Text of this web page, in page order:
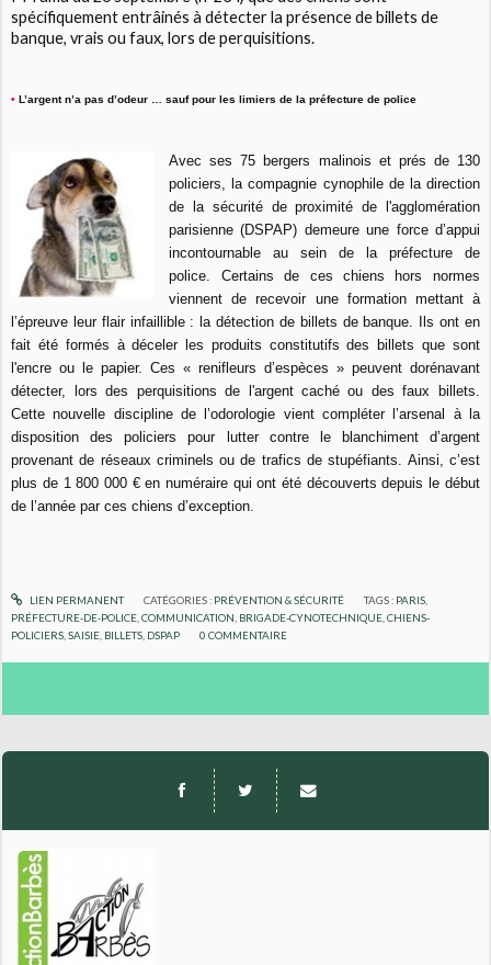
spécifiquement entrâinés à détecter la présence de billets de
banque, vrais ou faux, lors de perquisitions.
• L’argent n’a pas d’odeur … sauf pour les limiers de la préfecture de police
Avec ses 75 bergers malinois et prés de 130
policiers, la compagnie cynophile de la direction
de la sécurité de proximité de l'agglomération
parisienne (DSPAP) demeure une force d’appui
incontournable au sein de la préfecture de
police. Certains de ces chiens hors normes
viennent de recevoir une formation mettant à
l’épreuve leur flair infaillible : la détection de billets de banque. Ils ont en
fait été formés à déceler les produits constitutifs des billets que sont
l'encre ou le papier. Ces « renifleurs d’espèces » peuvent dorénavant
détecter, lors des perquisitions de l'argent caché ou des faux billets.
Cette nouvelle discipline de l’odorologie vient compléter l’arsenal à la
disposition des policiers pour lutter contre le blanchiment d’argent
provenant de réseaux criminels ou de trafics de stupéfiants. Ainsi, c’est
plus de 1 800 000 € en numéraire qui ont été découverts depuis le début
de l’année par ces chiens d’exception.
LIEN PERMANENT CATÉGORIES : PRÉVENTION & SÉCURITÉ TAGS : PARIS
PRÉFECTURE-DE-POLICE ,COMMUNICATION BRIGADE-CYNOTECHNIQUE ,CHIENS-
POLICIERS ,SAISIE BILLETS DSPAP 0 COMMENTAIRE